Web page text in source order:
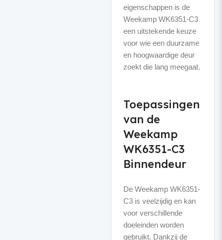
eigenschappen is de
Weekamp WK6351-C3
een uitstekende keuze
voor wie een duurzame
en hoogwaardige deur
zoekt die lang meegaat.
Toepassingen
van de
Weekamp
WK6351-C3
Binnendeur
De Weekamp WK6351-
C3 is veelzijdig en kan
voor verschillende
doeleinden worden
gebruikt. Dankzij de